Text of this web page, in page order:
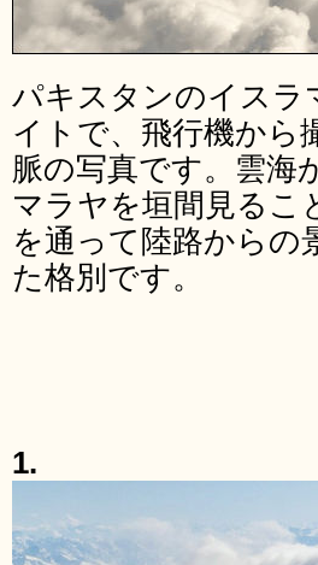
パキスタンのイスラ
イトで、飛行機から
脈の写真です。雲海
マラヤを垣間見るこ
を通って陸路からの
た格別です。
1.